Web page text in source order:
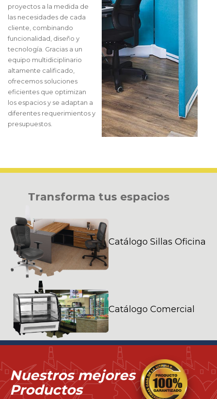
proyectos a la medida de
las necesidades de cada
cliente, combinando
funcionalidad, diseño y
tecnología. Gracias a un
equipo multidiciplinario
altamente calificado,
ofrecemos soluciones
eficientes que optimizan
los espacios y se adaptan a
diferentes requerimientos y
presupuestos.
Transforma tus espacios
Catálogo Sillas Oficina
Catálogo Comercial
Nuestros mejores
Productos